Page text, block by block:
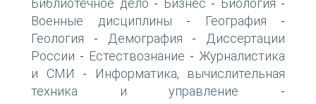
Библиотечное дело - Бизнес - Биология -
Военные дисциплины - География -
Геология - Демография -
Диссертации
России - Естествознание - Журналистика
и СМИ -
Информатика, вычислительная
техника и управление -